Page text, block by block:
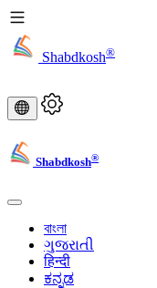
Shabdkosh®
Shabdkosh®
বাংলা
ગુજરાતી
हिन्दी
ಕನ್ನಡ